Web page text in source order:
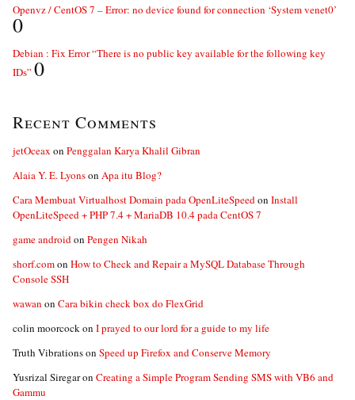
Openvz / CentOS 7 – Error: no device found for connection ‘System venet0’
0
Debian : Fix Error “There is no public key available for the following key
IDs” 0
Recent Comments
jetOceax on Penggalan Karya Khalil Gibran
Alaia Y. E. Lyonson Apa itu Blog?
Cara Membuat Virtualhost Domain pada OpenLiteSpeedon Install
OpenLiteSpeed + PHP 7.4 + MariaDB 10.4 pada CentOS 7
game androidon Pengen Nikah
shorf.comon How to Check and Repair a MySQL Database Through
Console SSH
wawan on Cara bikin check box do FlexGrid
colin moorcockon I prayed to our lord for a guide to my life
Truth Vibrationson Speed up Firefox and Conserve Memory
Yusrizal Siregaron Creating a Simple Program Sending SMS with VB6 and
Gammu